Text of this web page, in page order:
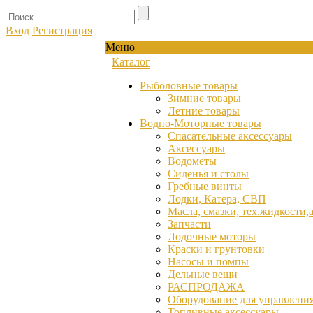
Вход Регистрация
Меню
Каталог
Рыболовные товары
Зимние товары
Летние товары
Водно-Моторные товары
Спасательные аксессуары
Аксессуары
Водометы
Сиденья и столы
Гребные винты
Лодки, Катера, СВП
Масла, смазки,
Запчасти
Лодочные моторы
Краски и грунтовки
Насосы и помпы
Дельные вещи
РАСПРОДАЖА
Оборудование для